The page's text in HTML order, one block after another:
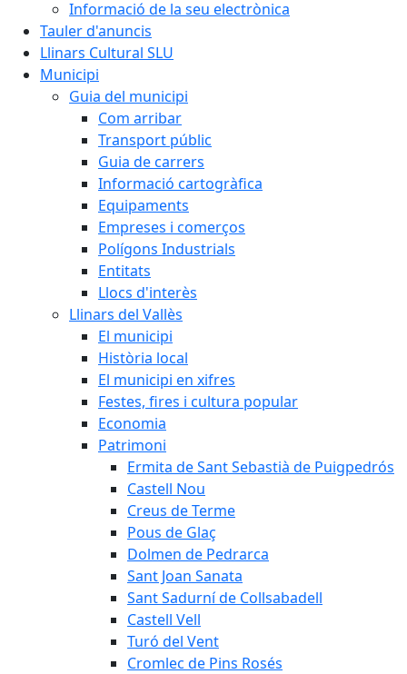
Informació de la seu electrònica
Tauler d'anuncis
Llinars Cultural SLU
Municipi
Guia del municipi
Com arribar
Transport públic
Guia de carrers
Informació cartogràfica
Equipaments
Empreses i comerços
Polígons Industrials
Entitats
Llocs d'interès
Llinars del Vallès
El municipi
Història local
El municipi en xifres
Festes, fires i cultura popular
Economia
Patrimoni
Ermita de Sant Sebastià de Puigpedrós
Castell Nou
Creus de Terme
Pous de Glaç
Dolmen de Pedrarca
Sant Joan Sanata
Sant Sadurní de Collsabadell
Castell Vell
Turó del Vent
Cromlec de Pins Rosés